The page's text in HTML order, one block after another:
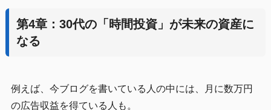
第4章：30代の「時間投資」が未来の資産に
なる
例えば、今ブログを書いている人の中には、月に数万円
の広告収益を得ている人も。